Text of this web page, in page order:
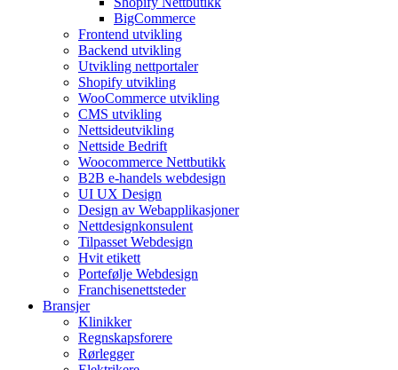
BigCommerce
Frontend utvikling
Backend utvikling
Utvikling nettportaler
Shopify utvikling
WooCommerce utvikling
CMS utvikling
Nettsideutvikling
Nettside Bedrift
Woocommerce Nettbutikk
B2B e-handels webdesign
UI UX Design
Design av Webapplikasjoner
Nettdesignkonsulent
Tilpasset Webdesign
Hvit etikett
Portefølje Webdesign
Franchisenettsteder
Bransjer
Klinikker
Regnskapsforere
Rørlegger